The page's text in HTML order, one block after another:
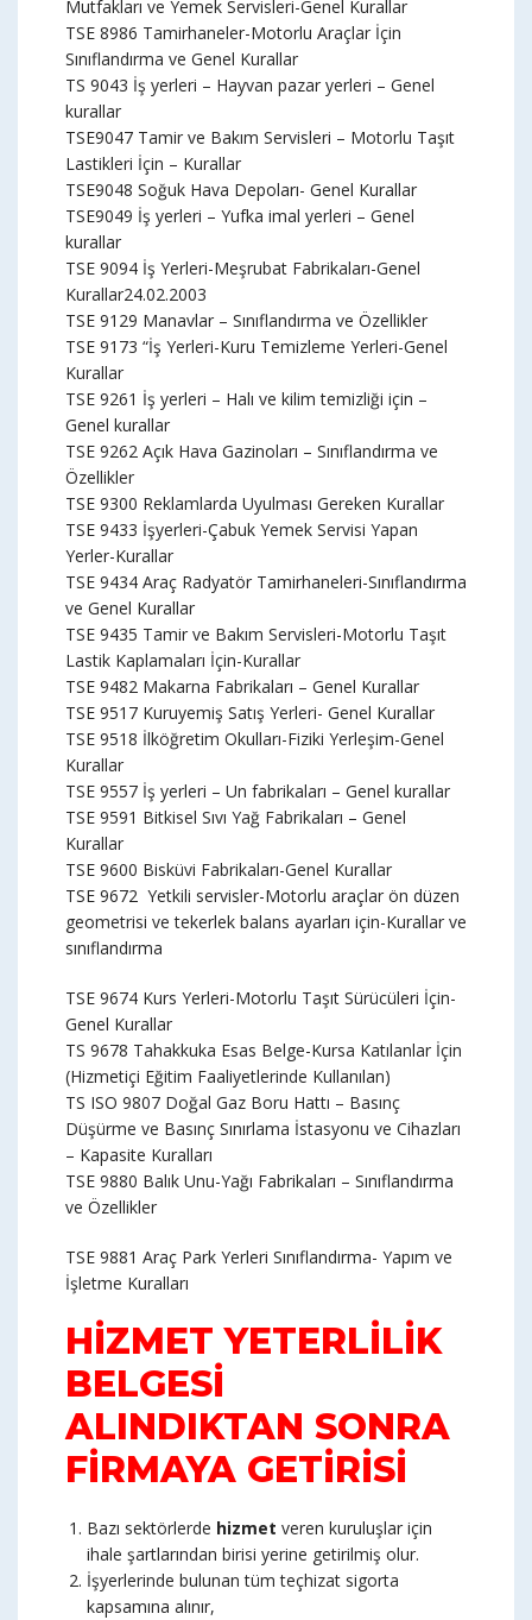
Mutfakları ve Yemek Servisleri-Genel Kurallar
TSE 8986 Tamirhaneler-Motorlu Araçlar İçin
Sınıflandırma ve Genel Kurallar
TS 9043 İş yerleri – Hayvan pazar yerleri – Genel
kurallar
TSE9047 Tamir ve Bakım Servisleri – Motorlu Taşıt
Lastikleri İçin – Kurallar
TSE9048 Soğuk Hava Depoları- Genel Kurallar
TSE9049 İş yerleri – Yufka imal yerleri – Genel
kurallar
TSE 9094 İş Yerleri-Meşrubat Fabrikaları-Genel
Kurallar24.02.2003
TSE 9129 Manavlar – Sınıflandırma ve Özellikler
TSE 9173 “İş Yerleri-Kuru Temizleme Yerleri-Genel
Kurallar
TSE 9261 İş yerleri – Halı ve kilim temizliği için –
Genel kurallar
TSE 9262 Açık Hava Gazinoları – Sınıflandırma ve
Özellikler
TSE 9300 Reklamlarda Uyulması Gereken Kurallar
TSE 9433 İşyerleri-Çabuk Yemek Servisi Yapan
Yerler-Kurallar
TSE 9434 Araç Radyatör Tamirhaneleri-Sınıflandırma
ve Genel Kurallar
TSE 9435 Tamir ve Bakım Servisleri-Motorlu Taşıt
Lastik Kaplamaları İçin-Kurallar
TSE 9482 Makarna Fabrikaları – Genel Kurallar
TSE 9517 Kuruyemiş Satış Yerleri- Genel Kurallar
TSE 9518 İlköğretim Okulları-Fiziki Yerleşim-Genel
Kurallar
TSE 9557 İş yerleri – Un fabrikaları – Genel kurallar
TSE 9591 Bitkisel Sıvı Yağ Fabrikaları – Genel
Kurallar
TSE 9600 Bisküvi Fabrikaları-Genel Kurallar
TSE 9672 Yetkili servisler-Motorlu araçlar ön düzen
geometrisi ve tekerlek balans ayarları için-Kurallar ve
sınıflandırma
TSE 9674 Kurs Yerleri-Motorlu Taşıt Sürücüleri İçin-
Genel Kurallar
TS 9678 Tahakkuka Esas Belge-Kursa Katılanlar İçin
(Hizmetiçi Eğitim Faaliyetlerinde Kullanılan)
TS ISO 9807 Doğal Gaz Boru Hattı – Basınç
Düşürme ve Basınç Sınırlama İstasyonu ve Cihazları
– Kapasite Kuralları
TSE 9880 Balık Unu-Yağı Fabrikaları – Sınıflandırma
ve Özellikler
TSE 9881 Araç Park Yerleri Sınıflandırma- Yapım ve
İşletme Kuralları
HİZMET YETERLİLİK
BELGESİ
ALINDIKTAN SONRA
FİRMAYA GETİRİSİ
Bazı sektörlerde hizmet veren kuruluşlar için
ihale şartlarından birisi yerine getirilmiş olur.
İşyerlerinde bulunan tüm teçhizat sigorta
kapsamına alınır,